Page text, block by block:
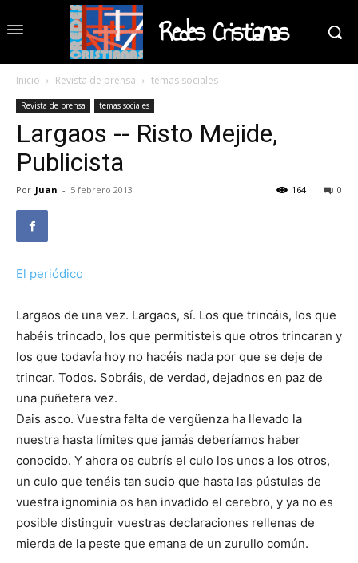
Redes Cristianas
Inicio Revista de prensa temas sociales
Revista de prensa temas sociales
Largaos -- Risto Mejide,
Publicista
Por Juan - 5 febrero 2013 0
164
El periódico
Largaos de una vez. Largaos, sí. Los que trincáis, los que
habéis trincado, los que permitisteis que otros trincaran y
los que todavía hoy no hacéis nada por que se deje de
trincar. Todos. Sobráis, de verdad, dejadnos en paz de
una puñetera vez.
Dais asco. Vuestra falta de vergüenza ha llevado la
nuestra hasta límites que jamás deberíamos haber
conocido. Y ahora os cubrís el culo los unos a los otros,
un culo que tenéis tan sucio que hasta las pústulas de
vuestra ignominia os han invadido el cerebro, y ya no es
posible distinguir vuestras declaraciones rellenas de
mierda de la peste que emana de un zurullo común.